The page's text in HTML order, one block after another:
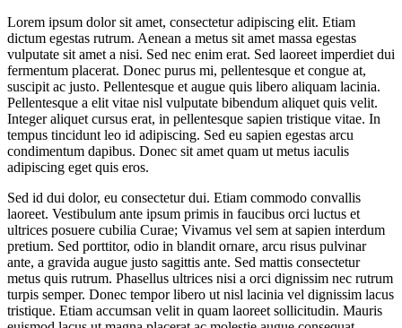
Lorem ipsum dolor sit amet, consectetur adipiscing elit. Etiam
dictum egestas rutrum. Aenean a metus sit amet massa egestas
vulputate sit amet a nisi. Sed nec enim erat. Sed laoreet imperdiet dui
fermentum placerat. Donec purus mi, pellentesque et congue at,
suscipit ac justo. Pellentesque et augue quis libero aliquam lacinia.
Pellentesque a elit vitae nisl vulputate bibendum aliquet quis velit.
Integer aliquet cursus erat, in pellentesque sapien tristique vitae. In
tempus tincidunt leo id adipiscing. Sed eu sapien egestas arcu
condimentum dapibus. Donec sit amet quam ut metus iaculis
adipiscing eget quis eros.
Sed id dui dolor, eu consectetur dui. Etiam commodo convallis
laoreet. Vestibulum ante ipsum primis in faucibus orci luctus et
ultrices posuere cubilia Curae; Vivamus vel sem at sapien interdum
pretium. Sed porttitor, odio in blandit ornare, arcu risus pulvinar
ante, a gravida augue justo sagittis ante. Sed mattis consectetur
metus quis rutrum. Phasellus ultrices nisi a orci dignissim nec rutrum
turpis semper. Donec tempor libero ut nisl lacinia vel dignissim lacus
tristique. Etiam accumsan velit in quam laoreet sollicitudin. Mauris